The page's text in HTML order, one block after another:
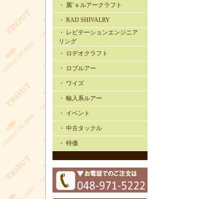
・ 麗’ｓルアークラフト
・ RAD SHIVALRY
・ レビテーションエンジニア
リング
・ ロデオクラフト
・ ロブルアー
・ ワイズ
・ 輸入系ルアー
・ イベント
・ 中古タックル
・ 特価